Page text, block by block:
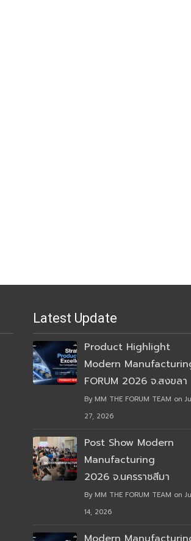
Latest Update
Product Highlight
Modern
FORUM 2026 จ.สงขลา
By MM THE FORUM TEAM on
27, 2026
Post Show Modern
Manufacturing
2026 จ.นครราชสีมา
By MM THE FORUM TEAM on
14, 2026